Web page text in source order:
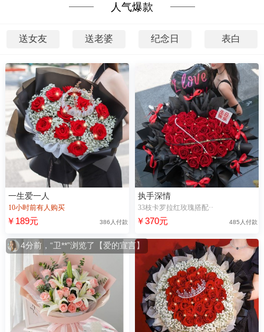
人气爆款
送女友 送老婆 纪念日 表白
一生爱一人
10小时前有人购买
￥189元 386人付款
执手深情
33枝卡罗拉红玫瑰搭配··
￥370元 485人付款
4分前，“卫**”浏览了【爱的宣言】